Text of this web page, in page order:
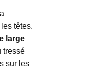
têtes.
large
tressé
sur les